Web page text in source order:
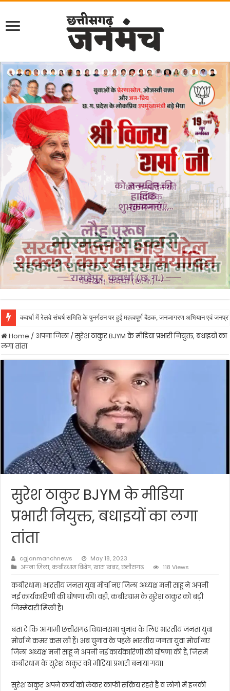
कवर्धा में रेलवे संघर्ष समिति के पुनर्गठन पर हुई महत्वपूर्ण बैठक, जनजागरण अभियान एवं
Home / अपना जिला/सुरेश ठाकुर BJYM के मीडिया प्रभारी नियुक्त, बधाइयों का
लगा तांता
सुरेश ठाकुर BJYM के मीडिया
प्रभारी नियुक्त, बधाइयों का लगा
तांता
cgjanmanchnews
May 18, 2023
अपना जिला,कबीरधाम विशेष,खास खबर,छत्तीसगढ़ 118 Views
कबीरधाम। भारतीय जनता युवा मोर्चा नए जिला अध्यक्ष मनी साहू ने अपनी
नई कार्यकारिणी की घोषणा की। वही, कबीरधाम के सुरेश ठाकुर को बड़ी
जिम्मेदारी मिली हैं।
बता दे कि आगामी छत्तीसगढ़ विधानसभा चुनाव के लिए भारतीय जनता युवा
मोर्चा ने कमर कस ली हैं। अब चुनाव के पहले भारतीय जनता युवा मोर्चा नए
जिला अध्यक्ष मनी साहू ने अपनी नई कार्यकारिणी की घोषणा की हैं, जिसमें
कबीरधाम के सुरेश ठाकुर को मीडिया प्रभारी बनाया गया।
सुरेश ठाकुर अपने कार्य को लेकर काफी सक्रिय रहते है व लोगों में इनकी